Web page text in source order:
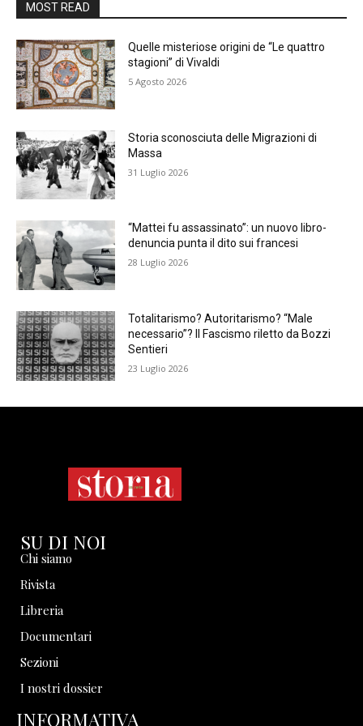
MOST READ
Quelle misteriose origini de “Le quattro
stagioni” di Vivaldi
5 Agosto 2026
Storia sconosciuta delle Migrazioni di
Massa
31 Luglio 2026
“Mattei fu assassinato”: un nuovo libro-
denuncia punta il dito sui francesi
28 Luglio 2026
Totalitarismo? Autoritarismo? “Male
necessario”? Il Fascismo riletto da Bozzi
Sentieri
23 Luglio 2026
SU DI NOI
Chi siamo
Rivista
Libreria
Documentari
Sezioni
I nostri dossier
INFORMATIVA